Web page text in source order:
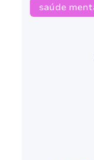
saúde